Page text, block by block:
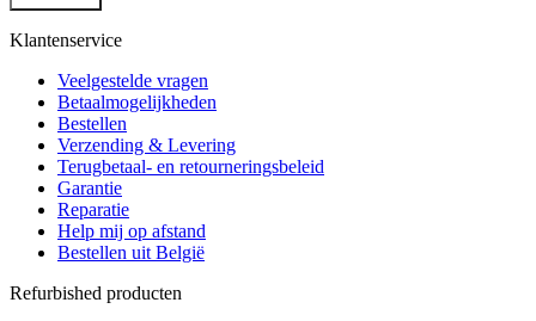
Klantenservice
Veelgestelde vragen
Betaalmogelijkheden
Bestellen
Verzending & Levering
Terugbetaal- en retourneringsbeleid
Garantie
Reparatie
Help mij op afstand
Bestellen uit België
Refurbished producten